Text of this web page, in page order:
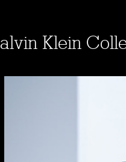
Calvin Klein